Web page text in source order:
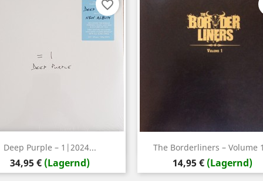
Deep Purple – 1|2024...
Preis
34,95 € (Lagernd)
Vorschau
favorite_border
The Borderliners – Volume
Preis
14,95 € (Lagernd)
Vorschau